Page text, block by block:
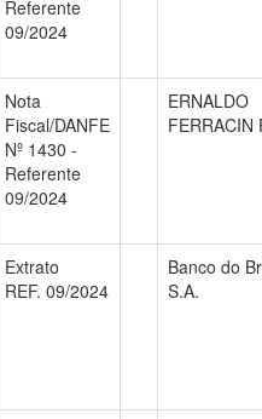
Referente
09/2024
Nota
Fiscal/DANFE
Nº 1430 -
Referente
09/2024
ERNALDO
FERRACIN
Extrato
REF. 09/2024
Banco do
S.A.